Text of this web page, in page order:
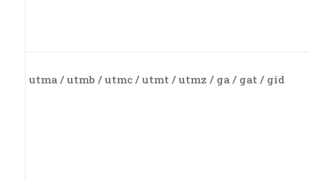
utma / utmb / utmc / utmt / utmz / ga / gat / gid